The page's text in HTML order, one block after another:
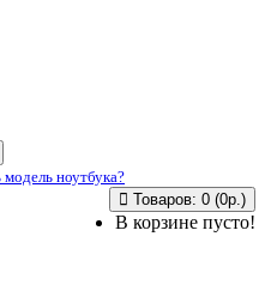
модель ноутбука?
Товаров: 0 (0р.)
В корзине пусто!